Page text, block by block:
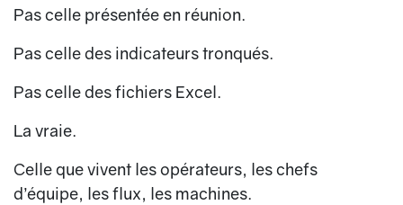
Pas celle présentée en réunion.
Pas celle des indicateurs tronqués.
Pas celle des fichiers Excel.
La vraie.
Celle que vivent les opérateurs, les chefs
d’équipe, les flux, les machines.